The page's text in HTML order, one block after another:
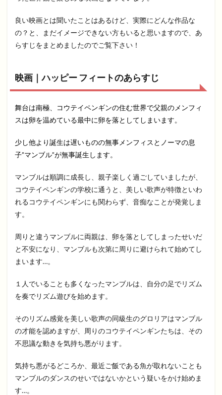
良い映画とは聞いたことはあるけど、実際にどんな作品な
の？と、まだイメージできない方もいると思いますので、あ
らすじをまとめましたのでご覧下さい！
映画｜ハッピー フィートのあらすじ
舞台は南極、コウテイペンギンの住む世界で父親のメンフィ
スは卵を温めている最中に卵を落としてしまいます。
少し他より誕生は遅いものの無事メンフィスとノーマの息
子”マンブル”が無事誕生します。
マンブルは順調に成長し、親子楽しく過ごしていましたが、
コウテイペンギンの学校に通うと、美しい歌声が特徴といわ
れるコウテイペンギンにも関わらず、音痴なことが発覚しま
す。
周りと違うマンブルに両親は、卵を落としてしまったせいだ
と不安になり、マンブルも次第に周りに避けられて始めてし
まいます…。
１人でいることも多くなったマンブルは、自分の足でリズム
を奏でリズム遊びを始めます。
そのリズム感覚を美しい歌声の同級生のグロリアはマンブル
の才能を認めますが、周りのコウテイペンギンたちは、その
不思議な動きを気持ち悪がります。
気持ち悪がるどころか、最近ご飯である魚が取れないことも
マンブルのダンスのせいではないかという疑いをかけ始めま
す…。